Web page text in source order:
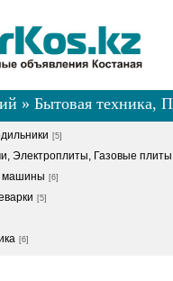
» Бытовая техника,
[5]
Электроплиты, Газовые плиты
машины [6]
[5]
[6]